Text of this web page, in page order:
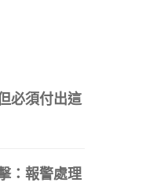
必須付出這
：報警處理